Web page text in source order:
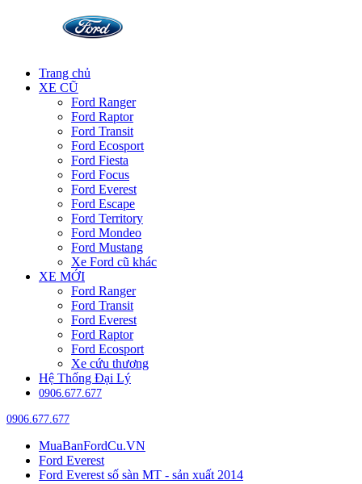
Trang chủ
XE CŨ
Ford Ranger
Ford Raptor
Ford Transit
Ford Ecosport
Ford Fiesta
Ford Focus
Ford Everest
Ford Escape
Ford Territory
Ford Mondeo
Ford Mustang
Xe Ford cũ khác
XE MỚI
Ford Ranger
Ford Transit
Ford Everest
Ford Raptor
Ford Ecosport
Xe cứu thương
Hệ Thống Đại Lý
0906.677.677
0906.677.677
MuaBanFordCu.VN
Ford Everest
Ford Everest số sàn MT - sản xuất 2014